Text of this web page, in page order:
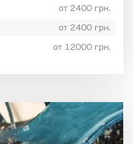
от 2400 грн.
от 2400 грн.
от 12000 грн.